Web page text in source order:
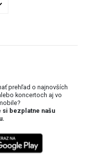
prehľad o najnovších
koncertoch aj vo
si bezplatne našu